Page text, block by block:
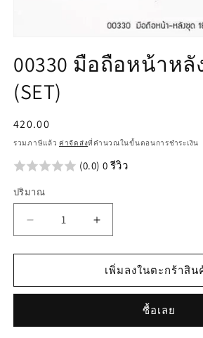
สื่อ
1
ใน
โม
00330 มือถือหน้าหลั
(SET)
ราคา
ปกติ
420.00
รวมภาษีแล้ว ค่าจัดส่งที่คำนวณในขั้นตอนการชำระเงิน
(0.0) 0 รีวิว
ปริมาณ
00330
ถือ
สำหรับ
00330
ถือ
เพิ่มลงในตะกร้าสิน
ซื้อเลย